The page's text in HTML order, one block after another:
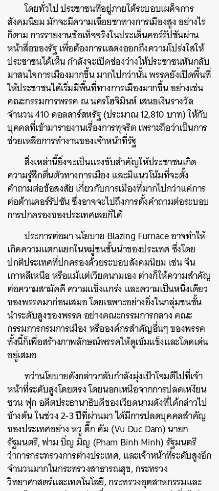
โดยทั่วไป ประชาชนที่อยู่ภายใต้ระบอบเผด็จการ
สังคมนิยม มักจะมีความเฉื่อยชาทางการเมืองสูง อย่างไร
ก็ตาม การรายงานข้อเท็จจริงในประเด็นคอร์รัปชันผ่าน
หน้าสื่อของรัฐ เพื่อต้องการแสดงออกถึงความโปร่งใสให้
ประชาชนได้เห็น กำลังจะเปิดช่องว่างให้ประชาชนหันกลับ
มาสนใจการเมืองมากขึ้น มากไปกว่านั้น พรรคยังเปิดพื้นที่
ให้ประชาชนได้เริ่มมีพื้นที่ทางการเมืองมากขึ้น อย่างเช่น
คณะกรรมการพรรค ณ นครโฮจิมินห์ เสนอเงินรางวัล
จำนวน 410 ดอลลาร์สหรัฐ (ประมาณ 12,810 บาท) ให้กับ
บุคคลที่เข้ามารายงานเรื่องการทุจริต เพราะถือว่าเป็นการ
ช่วยเหลือการทำงานของเจ้าหน้าที่รัฐ
สิ่งเหล่านี้ยิ่งจะเป็นแรงขับสำคัญให้ประชาชนเกิด
ความรู้สึกตื่นตัวทางการเมือง และมีแนวโน้มที่จะตั้ง
คำถามต่อข้อสงสัย เกี่ยวกับการเมืองที่มากไปกว่าแค่การ
ต่อต้านคอร์รัปชัน ซึ่งอาจจะไปถึงการตั้งคำถามต่อระบอบ
การปกครองของประเทศเลยก็ได้
ประการต่อมา นโยบาย Blazing Furnace อาจทำให้
เกิดความแตกแยกในหมู่ชนชั้นนำของประเทศ ซึ่งโดย
ปกติประเทศที่ปกครองด้วยระบอบสังคมนิยม เช่น จีน
เกาหลีเหนือ หรือแม้แต่เวียดนามเอง ต่างก็ให้ความสำคัญ
ต่อความสามัคคี ความแข็งแกร่ง และความเป็นหนึ่งเดียว
ของพรรคมาก่อนเสมอ โดยเฉพาะอย่างยิ่งในกลุ่มชนชั้น
นำระดับสูงของพรรค อย่างคณะกรรมการกลาง คณะ
กรรมการกรมการเมือง หรือองค์กรสำคัญอื่นๆ ของพรรค
ทั้งนี้ก็เพื่อสร้างภาพลักษณ์พรรคให้ดูเข้มแข็งและโดดเด่น
อยู่เสมอ
ทว่านโยบายดังกล่าวกลับกำลังมุ่งเป้าโจมตีไปที่เจ้า
หน้าที่ระดับสูงโดยตรง โดยนอกเหนือจากการปลดเหงียน
ซวน ฟุก อดีตประธานาธิบดีของเวียดนามดังที่ได้กล่าวไป
ข้างต้น ในช่วง 2-3 ปีที่ผ่านมา ได้มีการปลดบุคคลสำคัญ
ของประเทศอย่าง หวู ดึ๊ก ดัม (Vu Duc Dam) นายก
รัฐมนตรี, ฟาม บิ่ญ มิญ (Pham Binh Minh) รัฐมนตรี
ว่าการกระทรวงการต่างประเทศ, และเจ้าหน้าที่ระดับสูงอีก
จำนวนมากในกระทรวงสาธารณสุข, กระทรวง
วิทยาศาสตร์และเทคโนโลยี, กระทรวงอุตสาหกรรมและ